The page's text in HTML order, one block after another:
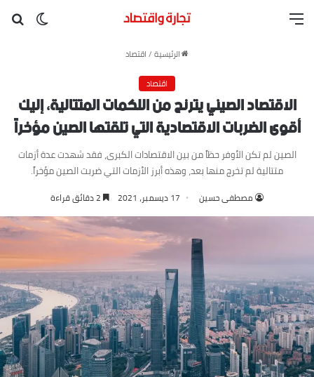
القائمة
الرئيسية / اقتصاد
اقتصاد
الاقتصاد الصيني يترنح من اللكمات المتتالية، إليك
أقوى الضربات الاقتصادية التي تلقتها الصين مؤخراً
الصين لم تكن الأوفر حظاً من بين الاقتصادات الكبرى، فقد شهدت عدة أزمات
متتالية لم تخرج منها بعد، وهذه أبرز الأزمات التي ضربت الصين مؤخراً.
مصطفى حسين 17 ديسمبر، 2021